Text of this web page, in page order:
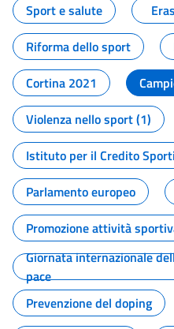
Sport e salute
Riforma dello sport
Cortina 2021
Violenza nello sport (1)
Istituto per il Credito
Parlamento europeo
Promozione attività
Giornata internazionale
pace
Prevenzione del doping